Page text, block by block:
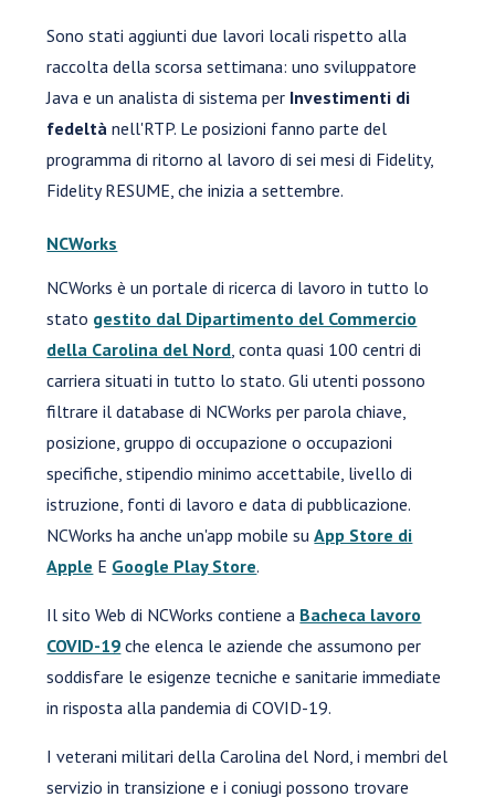
Sono stati aggiunti due lavori locali rispetto alla
raccolta della scorsa settimana: uno sviluppatore
Java e un analista di sistema per Investimenti di
fedeltànell'RTP. Le posizioni fanno parte del
programma di ritorno al lavoro di sei mesi di Fidelity,
Fidelity RESUME, che inizia a settembre.
NCWorks
NCWorks è un portale di ricerca di lavoro in tutto lo
stato gestito dal Dipartimento del Commercio
della Carolina del Nord , conta quasi 100 centri di
carriera situati in tutto lo stato. Gli utenti possono
filtrare il database di NCWorks per parola chiave,
posizione, gruppo di occupazione o occupazioni
specifiche, stipendio minimo accettabile, livello di
istruzione, fonti di lavoro e data di pubblicazione.
NCWorks ha anche un'app mobile suApp Store di
Apple E Google Play Store.
Il sito Web di NCWorks contiene a Bacheca lavoro
COVID-19 che elenca le aziende che assumono per
soddisfare le esigenze tecniche e sanitarie immediate
in risposta alla pandemia di COVID-19.
I veterani militari della Carolina del Nord, i membri del
servizio in transizione e i coniugi possono trovare